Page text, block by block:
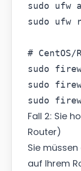
sudo ufw
sudo ufw
# CentOS/
sudo
sudo
Fall 2: Sie
Router)
Sie müssen
auf Ihrem